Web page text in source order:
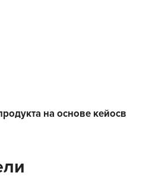
на основе кейосв